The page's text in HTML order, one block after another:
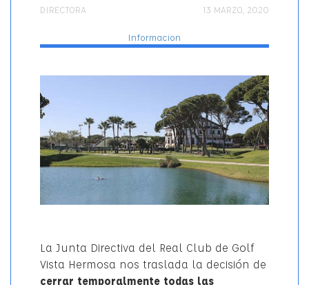
AUTOR
DIRECTORA
PUBLICADO
13 MARZO, 2020
Informacion
La Junta Directiva del Real Club de Golf
Vista Hermosa nos traslada la decisión de
cerrar temporalmente todas las